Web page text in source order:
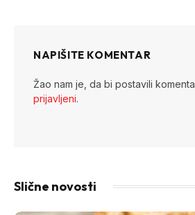
NAPIŠITE KOMENTAR
Žao nam je, da bi postavili
prijavljeni.
Slične novosti